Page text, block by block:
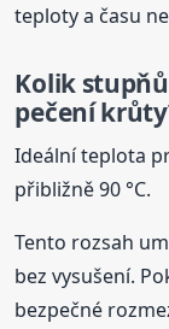
teploty a času
Kolik
pečení
Ideální teplota
přibližně 90 °C.
Tento rozsah
bez vysušení.
bezpečné